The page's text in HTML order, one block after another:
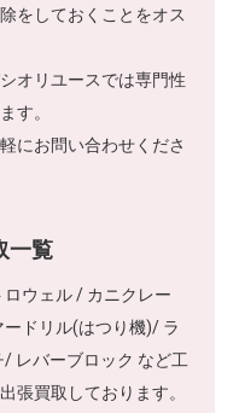
をしておくことをオス
オリユースでは専門性
す。
にお問い合わせくださ
一覧
ウェル / カニクレー
ドリル(はつり機)/ ラ
レバーブロック など工
張買取しております。